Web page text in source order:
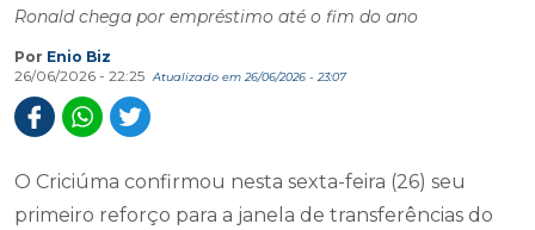
Ronald chega por empréstimo até o fim do ano
Por Enio Biz
26/06/2026 - 22:25
Atualizado em 26/06/2026 - 23:07
O Criciúma confirmou nesta sexta-feira (26) seu
primeiro reforço para a janela de transferências do